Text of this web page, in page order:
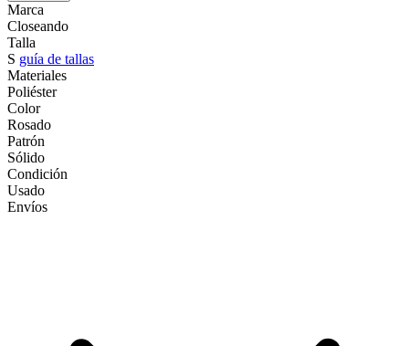
Marca
Closeando
Talla
S guía de tallas
Materiales
Poliéster
Color
Rosado
Patrón
Sólido
Condición
Usado
Envíos